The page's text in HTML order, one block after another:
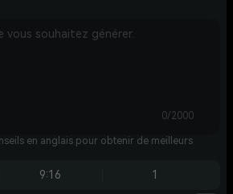
0/2000
en anglais pour obtenir de meilleurs
9:16 1